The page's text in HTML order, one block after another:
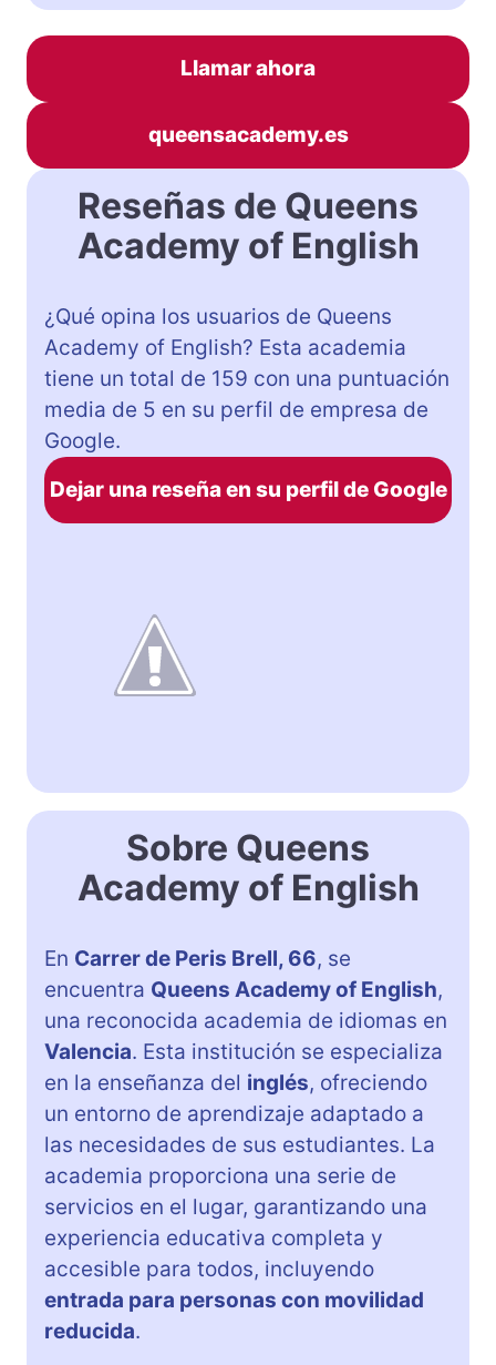
Llamar ahora
queensacademy.es
Reseñas de Queens
Academy of English
¿Qué opina los usuarios de Queens
Academy of English? Esta academia
tiene un total de 159 con una puntuación
media de 5 en su perfil de empresa de
Google.
Dejar una reseña en su perfil de Google
Sobre Queens
Academy of English
En Carrer de Peris Brell, 66, se
encuentra Queens Academy of English,
una reconocida academia de idiomas en
Valencia. Esta institución se especializa
en la enseñanza del inglés, ofreciendo
un entorno de aprendizaje adaptado a
las necesidades de sus estudiantes. La
academia proporciona una serie de
servicios en el lugar, garantizando una
experiencia educativa completa y
accesible para todos, incluyendo
entrada para personas con movilidad
reducida.